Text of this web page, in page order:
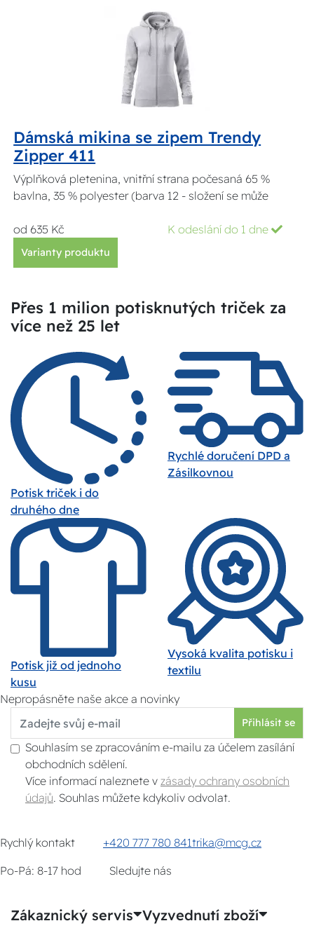
Dámská mikina se zipem Trendy
Zipper 411
Výplňková pletenina, vnitřní strana počesaná 65 %
bavlna, 35 % polyester (barva 12 - složení se může
od 635 Kč K odeslání do 1 dne
Varianty produktu
Přes 1 milion potisknutých triček za
více než 25 let
Potisk triček i do
druhého dne
Rychlé doručení DPD a
Zásilkovnou
Potisk již od jednoho
kusu
Vysoká kvalita potisku i
textilu
Nepropásněte naše akce a novinky
Přihlásit se
Souhlasím se zpracováním e-mailu za účelem zasílání
obchodních sdělení.
Více informací naleznete v zásady ochrany osobních
údajů . Souhlas můžete kdykoliv odvolat.
Rychlý kontakt +420 777 780 841trika@mcg.cz
Po-Pá: 8-17 hod
Sledujte nás
Zákaznický servis Vyzvednutí zboží